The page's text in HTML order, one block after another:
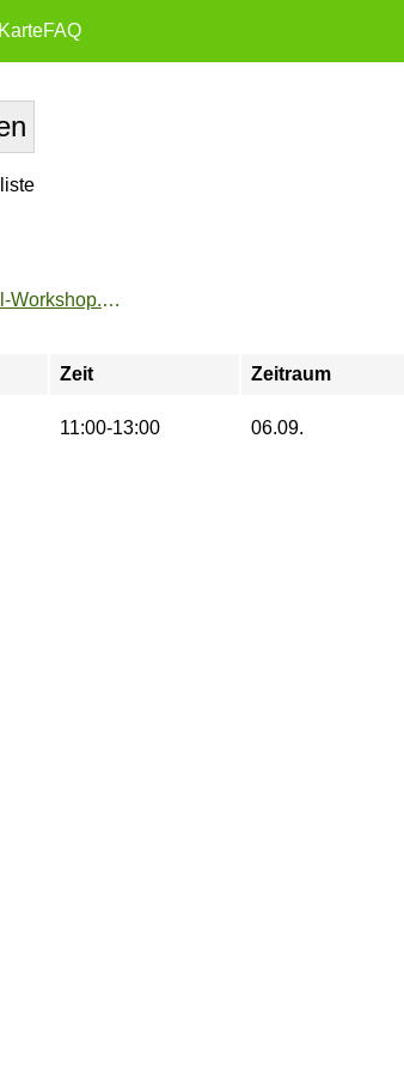
FAQ
https://www.fu-sport.de/angebote/aktueller_zeitraum/_Hochseil-Workshop.html
Zeit Zeitraum
11:00-13:00 06.09.